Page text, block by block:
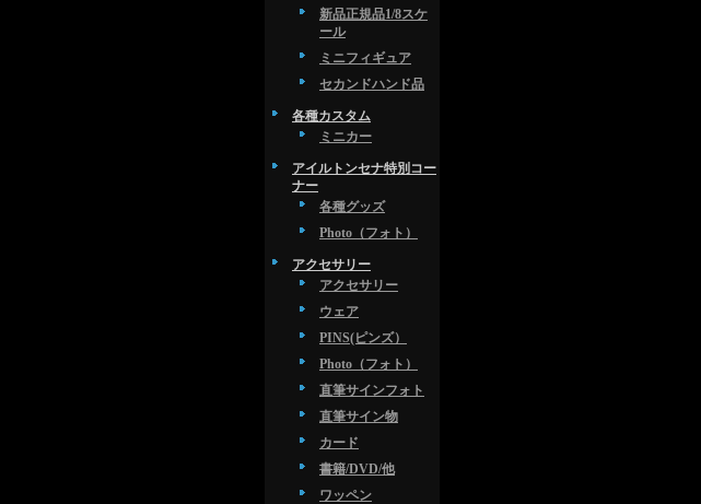
新品正規品1/8スケ
ール
ミニフィギュア
セカンドハンド品
各種カスタム
ミニカー
アイルトンセナ特別コー
ナー
各種グッズ
Photo（フォト）
アクセサリー
アクセサリー
ウェア
PINS(ピンズ）
Photo（フォト）
直筆サインフォト
直筆サイン物
カード
書籍/DVD/他
ワッペン